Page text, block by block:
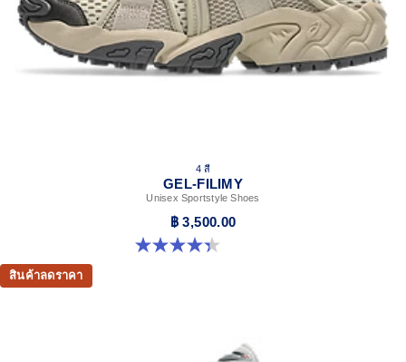
4 สี
GEL-FILIMY
Unisex Sportstyle Shoes
฿ 3,500.00
4.4 จาก 5 ดาว 126 รีวิว
สินค้าลดราคา